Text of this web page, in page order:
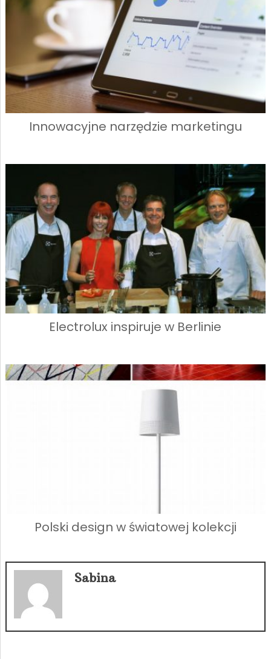
Innowacyjne narzędzie marketingu
Electrolux inspiruje w Berlinie
Polski design w światowej kolekcji
Sabina